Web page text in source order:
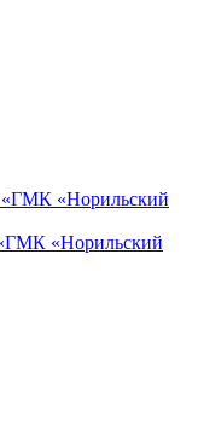
«Норильский
«Норильский